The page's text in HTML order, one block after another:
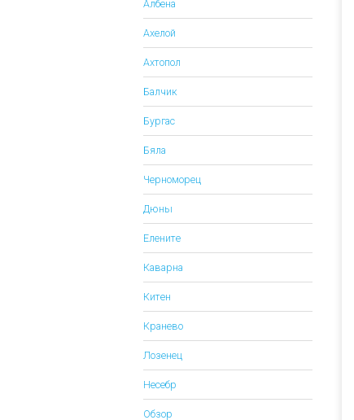
Албена
Ахелой
Ахтопол
Балчик
Бургас
Бяла
Черноморец
Дюны
Елените
Каварна
Китен
Кранево
Лозенец
Несебр
Обзор